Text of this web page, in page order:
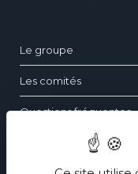
Le groupe
Les comités
Questions fréquentes